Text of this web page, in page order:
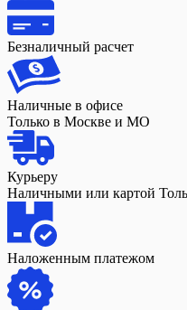
Безналичный расчет
Наличные в офисе
Только в Москве и МО
Курьеру
Наличными или картой
Наложенным платежом